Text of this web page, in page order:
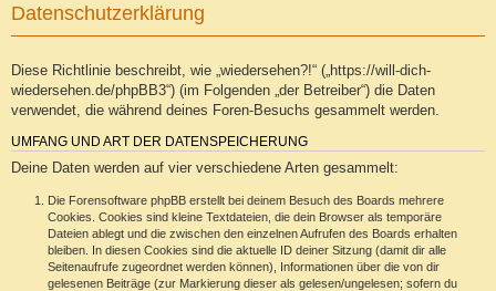
Datenschutzerklärung
Diese Richtlinie beschreibt, wie „wiedersehen?!“ („https://will-dich-
wiedersehen.de/phpBB3“) (im Folgenden „der Betreiber“) die Daten
verwendet, die während deines Foren-Besuchs gesammelt werden.
UMFANG UND ART DER DATENSPEICHERUNG
Deine Daten werden auf vier verschiedene Arten gesammelt:
Die Forensoftware phpBB erstellt bei deinem Besuch des Boards mehrere
Cookies. Cookies sind kleine Textdateien, die dein Browser als temporäre
Dateien ablegt und die zwischen den einzelnen Aufrufen des Boards erhalten
bleiben. In diesen Cookies sind die aktuelle ID deiner Sitzung (damit dir alle
Seitenaufrufe zugeordnet werden können), Informationen über die von dir
gelesenen Beiträge (zur Markierung dieser als gelesen/ungelesen; sofern du